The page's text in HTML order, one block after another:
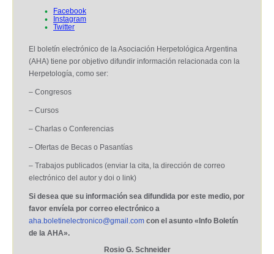
Facebook
Instagram
Twitter
El boletín electrónico de la Asociación Herpetológica Argentina
(AHA) tiene por objetivo difundir información relacionada con la
Herpetología, como ser:
– Congresos
– Cursos
– Charlas o Conferencias
– Ofertas de Becas o Pasantías
– Trabajos publicados (enviar la cita, la dirección de correo
electrónico del autor y doi o link)
Si desea que su información sea difundida por este medio, por
favor envíela por correo electrónico a
aha.boletinelectronico@gmail.com con el asunto «Info Boletín
de la AHA».
Rosio G. Schneider